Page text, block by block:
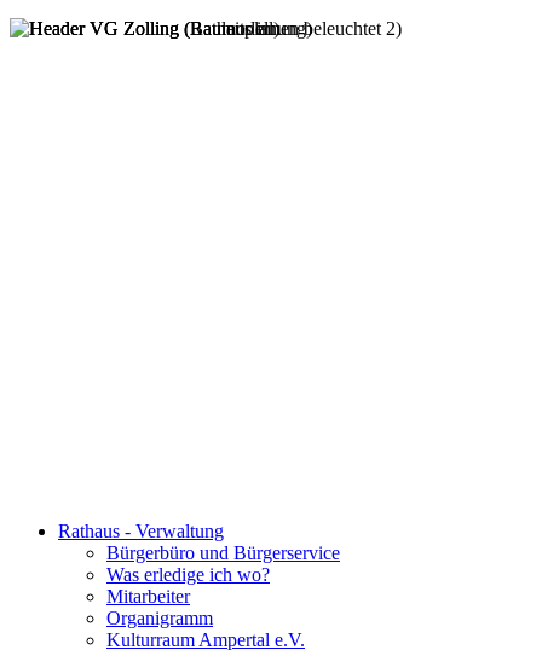
Rathaus - Verwaltung
Bürgerbüro und Bürgerservice
Was erledige ich wo?
Mitarbeiter
Organigramm
Kulturraum Ampertal e.V.